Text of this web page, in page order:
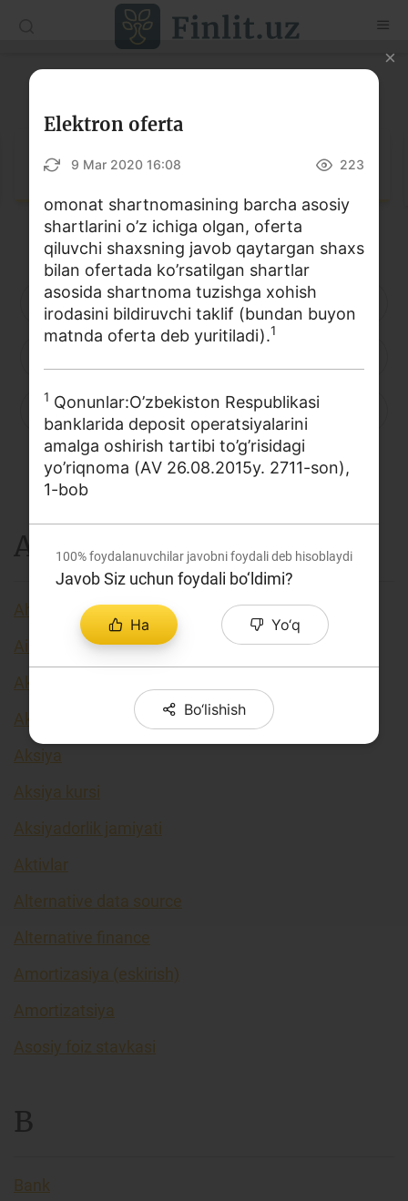
Рус
Maqolalar
O‘quv qo‘llanmalar
Moliyaviy savodxonlik bo‘yicha kitoblar
Video
Loyihalar
Fotogalereya
Loyiha haqida
Kengaytirilgan qidiruv
Lug‘at
A B D E F G
Q R S C T
V X Y Z ...
A
Aholi daromadlari
Airdrop
Akkreditiv
Akseleratorlar
Aksiya
Aksiya kursi
Aksiyadorlik jamiyati
Aktivlar
Alternative data source
Alternative finance
Amortizasiya (eskirish)
Amortizatsiya
Asosiy foiz stavkasi
B
Bank
Elektron oferta
9 Mar 2020 16:08 223
omonat shartnomasining barcha asosiy
shartlarini o’z ichiga olgan, oferta
qiluvchi shaxsning javob qaytargan shaxs
bilan ofertada ko’rsatilgan shartlar
asosida shartnoma tuzishga xohish
irodasini bildiruvchi taklif (bundan buyon
matnda oferta deb yuritiladi).1
1 Qonunlar:O’zbekiston Respublikasi
banklarida deposit operatsiyalarini
amalga oshirish tartibi to’g’risidagi
yo’riqnoma (АV 26.08.2015y. 2711-son),
1-bob
100%foydalanuvchilar javobni foydali deb hisoblaydi
Javob Siz uchun foydali bo‘ldimi?
Ha Yo‘q
Bo‘lishish